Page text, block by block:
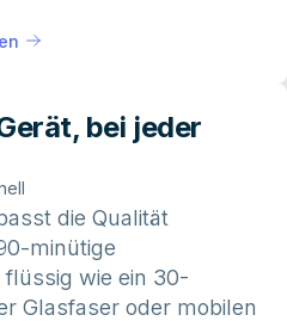
bei jeder
die Qualität
minütige
wie ein 30-
Glasfaser oder mobilen